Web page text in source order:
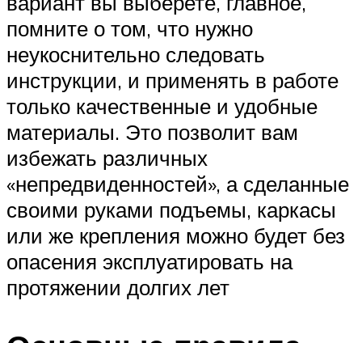
помните о том, что нужно
неукоснительно следовать
инструкции, и применять в работе
только качественные и удобные
материалы. Это позволит вам
избежать различных
«непредвиденностей», а сделанные
своими руками подъемы, каркасы
или же крепления можно будет без
опасения эксплуатировать на
протяжении долгих лет